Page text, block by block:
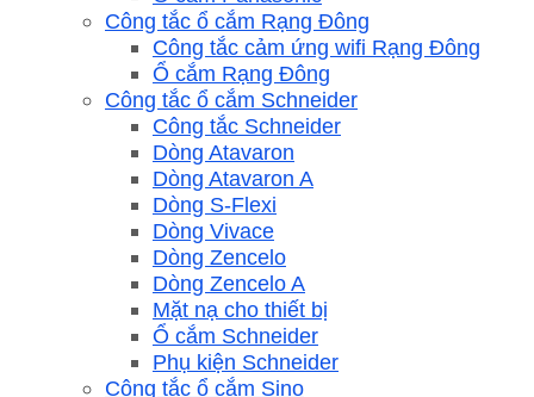
Công tắc ổ cắm Rạng Đông
Công tắc cảm ứng wifi Rạng Đông
Ổ cắm Rạng Đông
Công tắc ổ cắm Schneider
Công tắc Schneider
Dòng Atavaron
Dòng Atavaron A
Dòng S-Flexi
Dòng Vivace
Dòng Zencelo
Dòng Zencelo A
Mặt nạ cho thiết bị
Ổ cắm Schneider
Phụ kiện Schneider
Công tắc ổ cắm Sino